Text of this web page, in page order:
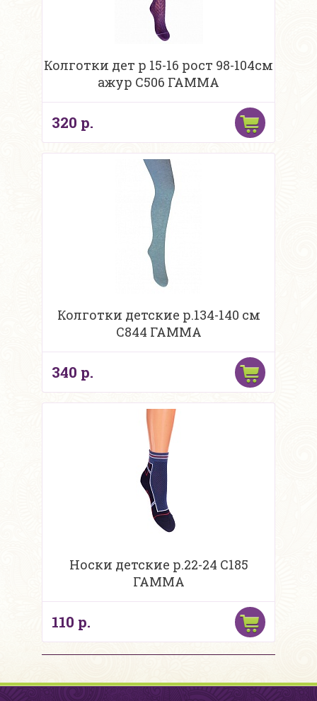
Колготки дет р 15-16 рост 98-104см
ажур С506 ГАММА
320 р.
Колготки детские р.134-140 см
С844 ГАММА
340 р.
Носки детские р.22-24 С185
ГАММА
110 р.